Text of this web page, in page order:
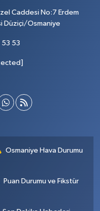
Caddesi No:7 Erdem
Düziçi/Osmaniye
53
Osmaniye Hava Durumu
Puan Durumu ve Fikstür